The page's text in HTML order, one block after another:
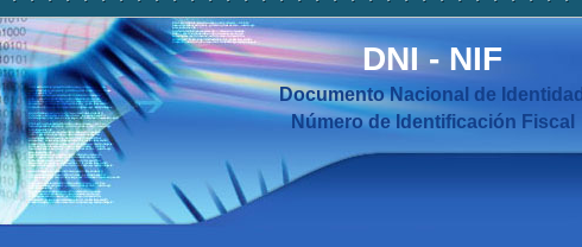
DNI-NIF
Documento Nacional de Identidad
Número de Identificación Fiscal